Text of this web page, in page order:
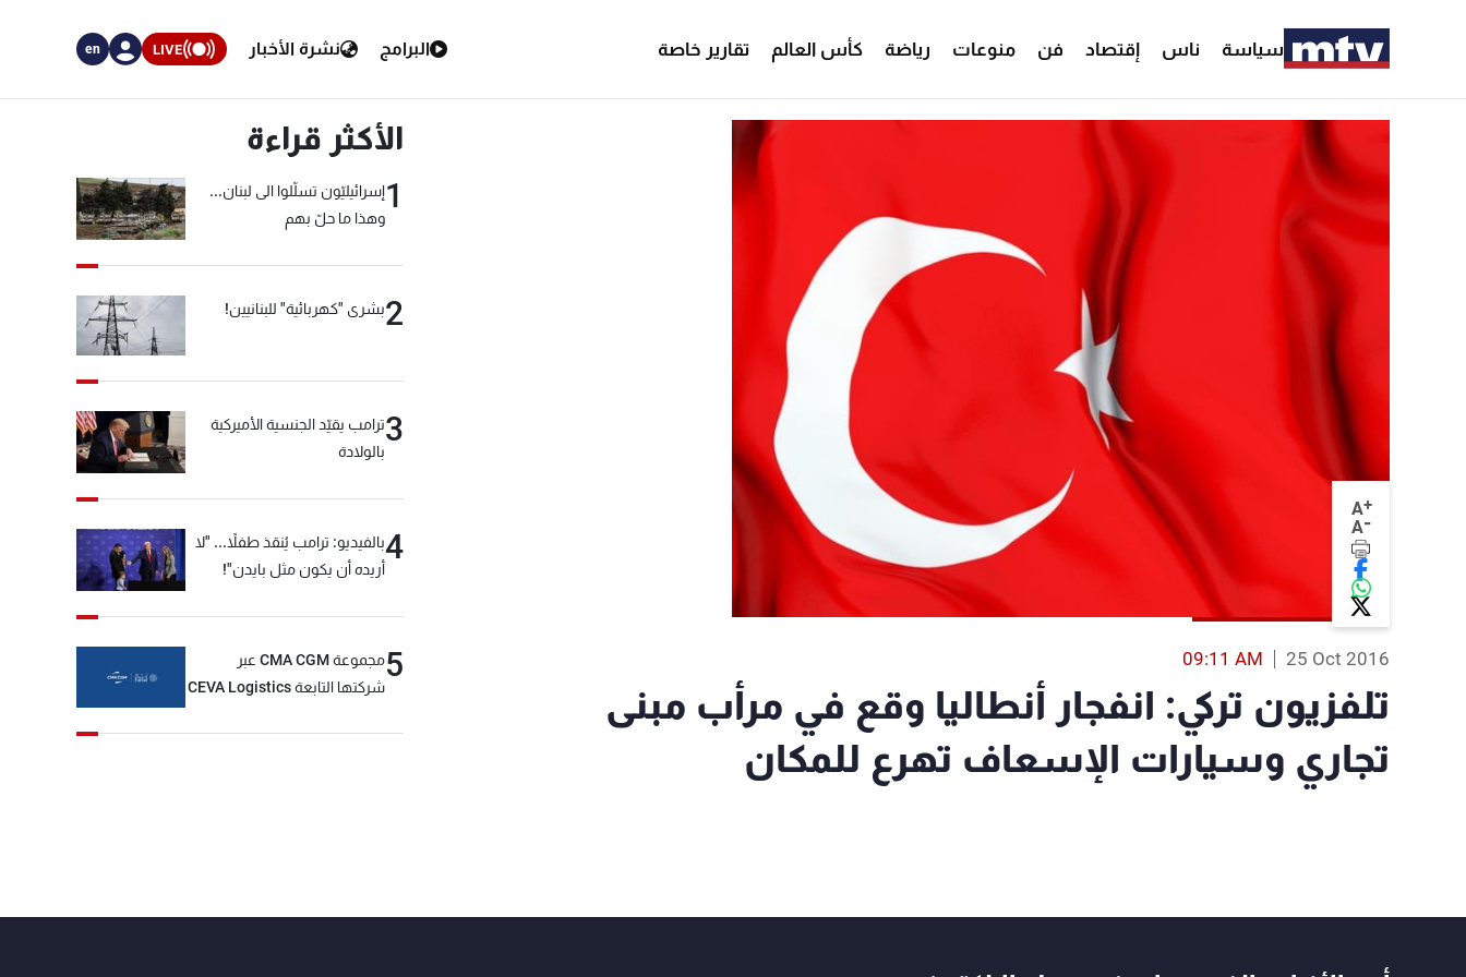
سياسة ناس إقتصاد فن منوعات رياضة كأس العالم تقارير خاصة البرامج نشرة الأخبار LIVE
en
A+
A-
25 Oct 2016
09:11 AM
تلفزيون تركي: انفجار أنطاليا وقع في مرأب مبنى
تجاري وسيارات الإسعاف تهرع للمكان
الأكثر قراءة
1إسرائيليّون تسلّلوا الى لبنان...
وهذا ما حلّ بهم
2بشرى "كهربائية" للبنانيين!
3ترامب يقيّد الجنسية الأميركية
بالولادة
4بالفيديو: ترامب يُنقذ طفلاً... "لا
أريده أن يكون مثل بايدن"!
5
مجموعة CMA CGM عبر
شركتها التابعة CEVA Logistics